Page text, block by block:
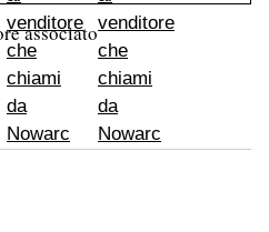
associato